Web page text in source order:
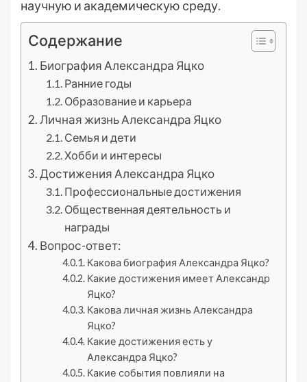
научную и академическую среду.
Содержание
Биография Александра Яцко
Ранние годы
Образование и карьера
Личная жизнь Александра Яцко
Семья и дети
Хобби и интересы
Достижения Александра Яцко
Профессиональные достижения
Общественная деятельность и
награды
Вопрос-ответ:
Какова биография Александра Яцко?
Какие достижения имеет Александр
Яцко?
Какова личная жизнь Александра
Яцко?
Какие достижения есть у
Александра Яцко?
Какие события повлияли на